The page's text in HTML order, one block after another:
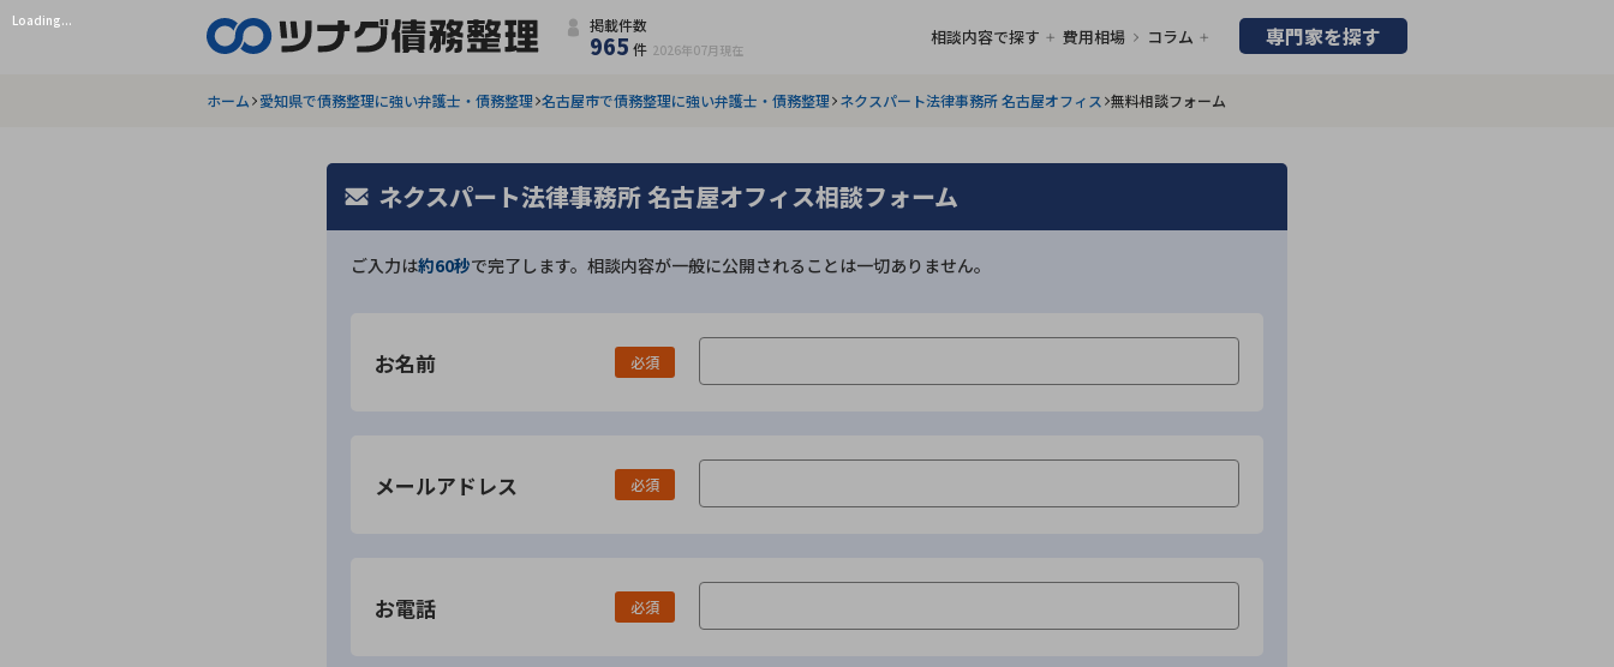
掲載件数
965 件 2026年07月 現在
相談内容で探す 費用相場 コラム 専門家を探す
ホーム 愛知県で債務整理に強い弁護士・債務整理 名古屋市で債務整理に強い弁護士・債務整理 ネクスパート法律事務所 名古屋オフィス 無料相談フォーム
ネクスパート法律事務所 名古屋オフィス相談フォーム
ご入力は約60秒で完了します。相談内容が一般に公開されることは一切ありません。
お名前 必須
メールアドレス 必須
お電話 必須
Loading...